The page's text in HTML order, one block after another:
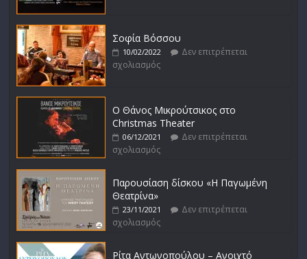
Σοφία Βόσσου
10/02/2022
Δεν επιτρέπεται
σχολιασμός
Ο Θάνος Μικρούτσικος στο
Christmas Theater
06/12/2021
Δεν επιτρέπεται
σχολιασμός
Παρουσίαση δίσκου «Η Παγωμένη
Θεατρίνα»
23/11/2021
Δεν επιτρέπεται
σχολιασμός
Ρίτα Αντωνοπούλου – Ανοιχτό